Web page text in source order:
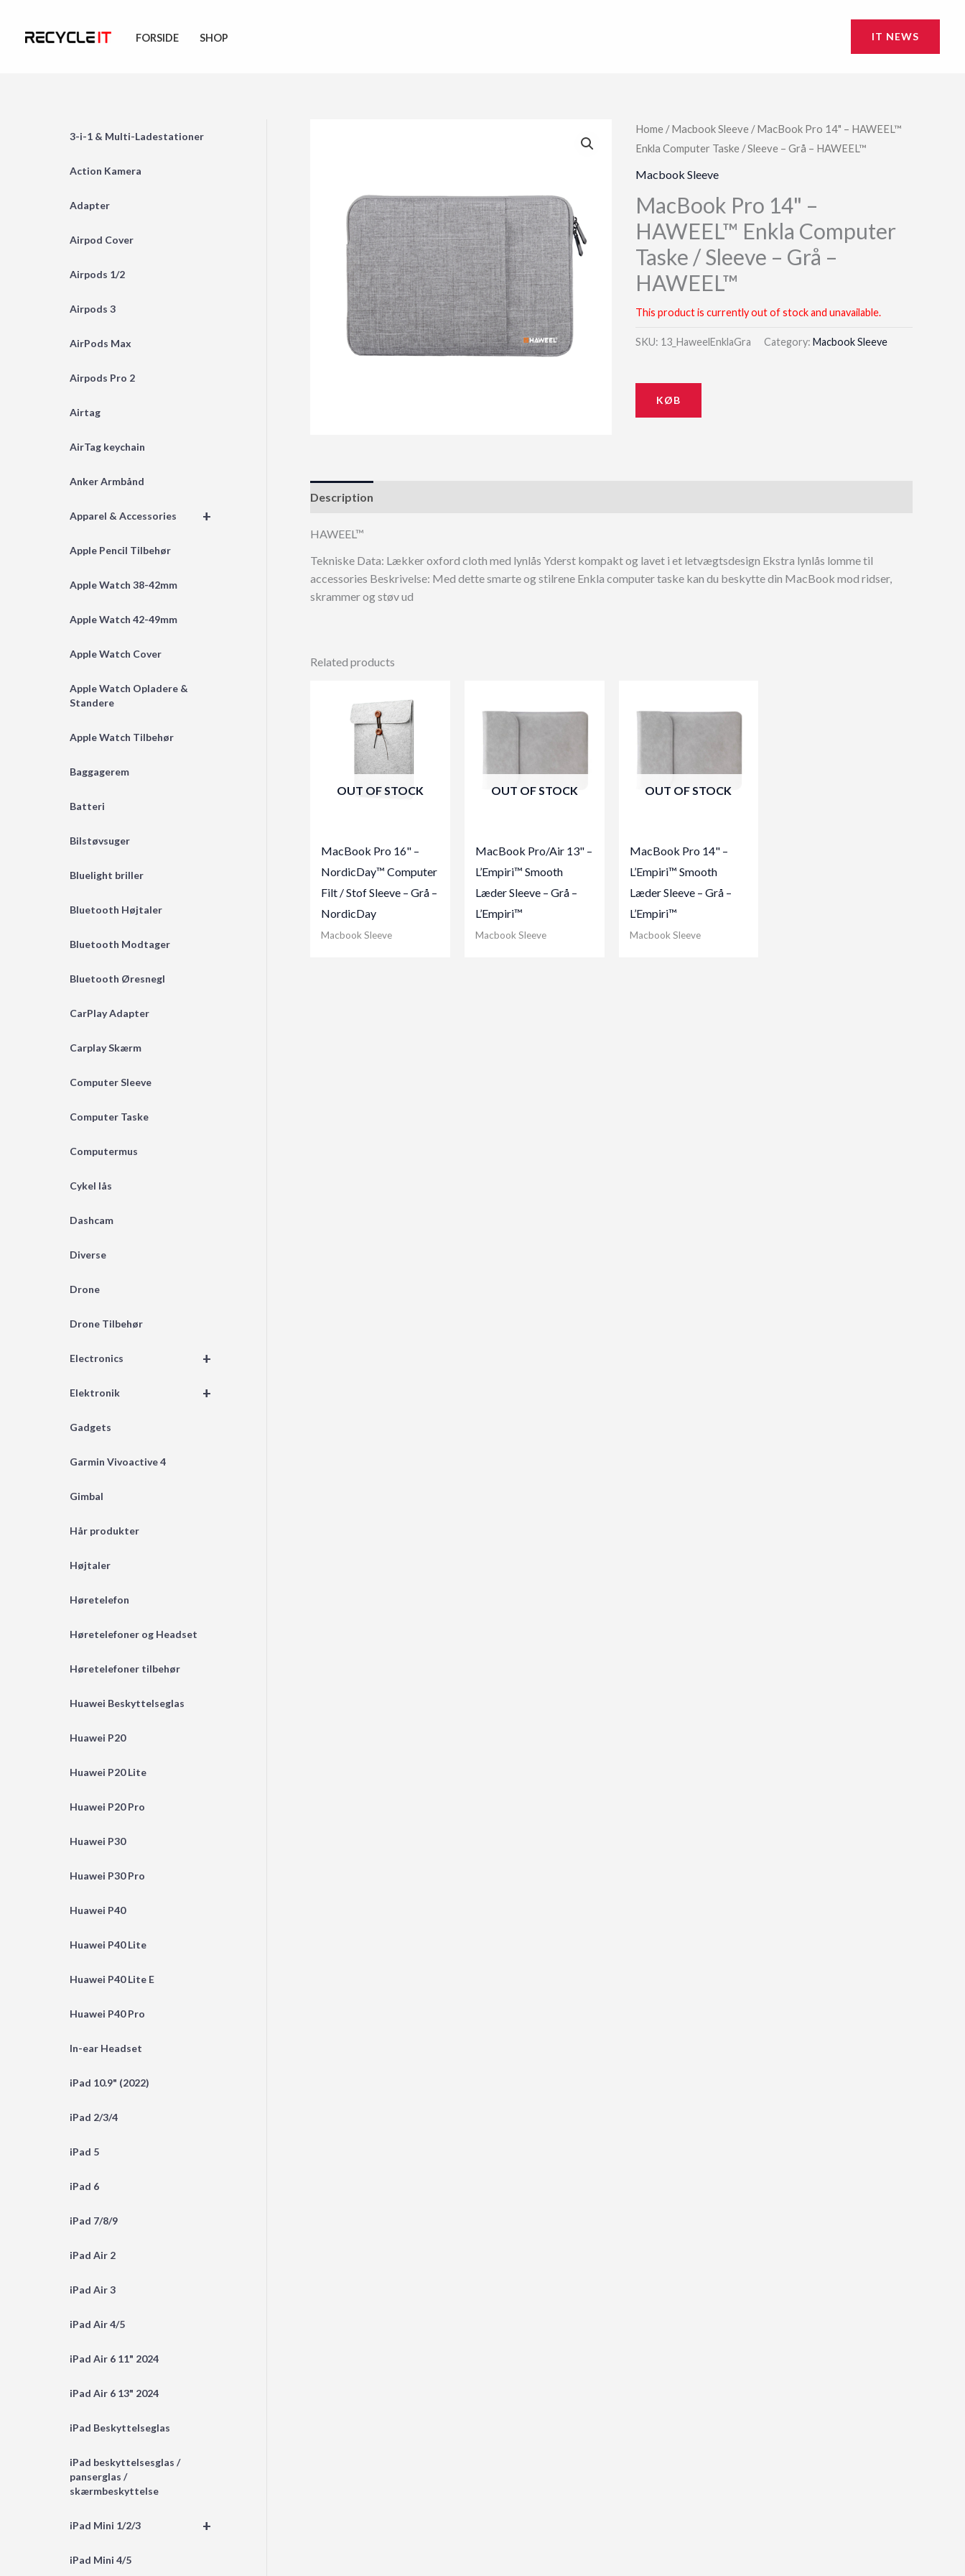
FORSIDE SHOP IT NEWS
3-i-1 & Multi-Ladestationer
Action Kamera
Adapter
Airpod Cover
Airpods 1/2
Airpods 3
AirPods Max
Airpods Pro 2
Airtag
AirTag keychain
Anker Armbånd
+
Apparel & Accessories
Apple Pencil Tilbehør
Apple Watch 38-42mm
Apple Watch 42-49mm
Apple Watch Cover
Apple Watch Opladere &
Standere
Apple Watch Tilbehør
Baggagerem
Batteri
Bilstøvsuger
Bluelight briller
Bluetooth Højtaler
Bluetooth Modtager
Bluetooth Øresnegl
CarPlay Adapter
Carplay Skærm
Computer Sleeve
Computer Taske
Computermus
Cykel lås
Dashcam
Diverse
Drone
Drone Tilbehør
+
Electronics
+
Elektronik
Gadgets
Garmin Vivoactive 4
Gimbal
Hår produkter
Højtaler
Høretelefon
Høretelefoner og Headset
Høretelefoner tilbehør
Huawei Beskyttelseglas
Huawei P20
Huawei P20 Lite
Huawei P20 Pro
Huawei P30
Huawei P30 Pro
Huawei P40
Huawei P40 Lite
Huawei P40 Lite E
Huawei P40 Pro
In-ear Headset
iPad 10.9" (2022)
iPad 2/3/4
iPad 5
iPad 6
iPad 7/8/9
iPad Air 2
iPad Air 3
iPad Air 4/5
iPad Air 6 11" 2024
iPad Air 6 13" 2024
iPad Beskyttelseglas
iPad beskyttelsesglas /
panserglas /
skærmbeskyttelse
+
iPad Mini 1/2/3
iPad Mini 4/5
Home /Macbook Sleeve / MacBook Pro 14" – HAWEEL™
Enkla Computer Taske / Sleeve – Grå – HAWEEL™
Macbook Sleeve
MacBook Pro 14" –
HAWEEL™ Enkla Computer
Taske / Sleeve – Grå –
HAWEEL™
This product is currently out of stock and unavailable.
SKU: 13_HaweelEnklaGra Category:Macbook Sleeve
KØB
Description
HAWEEL™
Tekniske Data: Lækker oxford cloth med lynlås Yderst kompakt og lavet i et letvægtsdesign Ekstra lynlås lomme til
accessories Beskrivelse: Med dette smarte og stilrene Enkla computer taske kan du beskytte din MacBook mod ridser,
skrammer og støv ud
Related products
OUT OF STOCK
MacBook Pro 16" –
NordicDay™ Computer
Filt / Stof Sleeve – Grå –
NordicDay
Macbook Sleeve
OUT OF STOCK
MacBook Pro/Air 13" –
L’Empiri™ Smooth
Læder Sleeve – Grå –
L’Empiri™
Macbook Sleeve
OUT OF STOCK
MacBook Pro 14" –
L’Empiri™ Smooth
Læder Sleeve – Grå –
L’Empiri™
Macbook Sleeve